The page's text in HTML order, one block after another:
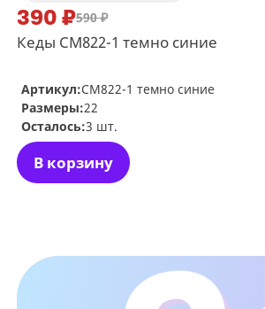
390 ₽590 ₽
Кеды СМ822-1 темно синие
В корзину
Артикул:СМ822-1 темно синие
Размеры:22
Осталось:3 шт.